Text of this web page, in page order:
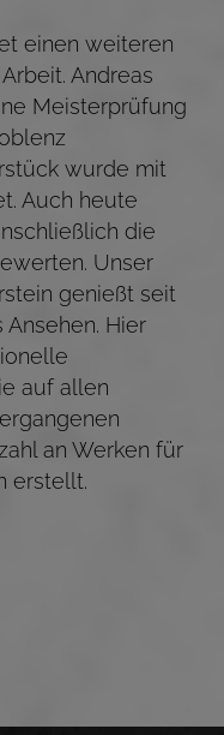
einen weiteren
Andreas
Meisterprüfung
wurde mit
Auch heute
die
Unser
genießt seit
Hier
auf allen
an Werken für
erstellt.